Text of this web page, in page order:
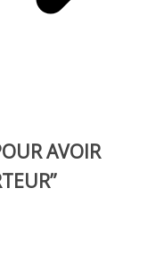
AVOIR
”